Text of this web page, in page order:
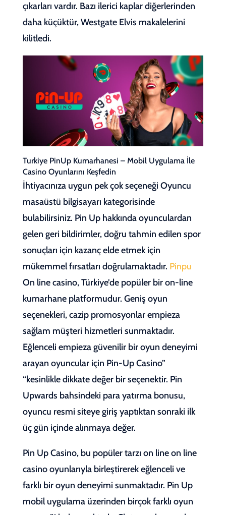
çıkarları vardır. Bazı ilerici kaplar diğerlerinden
daha küçüktür, Westgate Elvis makalelerini
kilitledi.
Turkiye PinUp Kumarhanesi – Mobil Uygulama İle
Casino Oyunlarını Keşfedin
İhtiyacınıza uygun pek çok seçeneği Oyuncu
masaüstü bilgisayarı kategorisinde
bulabilirsiniz. Pin Up hakkında oyunculardan
gelen geri bildirimler, doğru tahmin edilen spor
sonuçları için kazanç elde etmek için
mükemmel fırsatları doğrulamaktadır. Pinpu
On line casino, Türkiye’de popüler bir on-line
kumarhane platformudur. Geniş oyun
seçenekleri, cazip promosyonlar empieza
sağlam müşteri hizmetleri sunmaktadır.
Eğlenceli empieza güvenilir bir oyun deneyimi
arayan oyuncular için Pin-Up Casino”
“kesinlikle dikkate değer bir seçenektir. Pin
Upwards bahsindeki para yatırma bonusu,
oyuncu resmi siteye giriş yaptıktan sonraki ilk
üç gün içinde alınmaya değer.
Pin Up Casino, bu popüler tarzı on line on line
casino oyunlarıyla birleştirerek eğlenceli ve
farklı bir oyun deneyimi sunmaktadır. Pin Up
mobil uygulama üzerinden birçok farklı oyun